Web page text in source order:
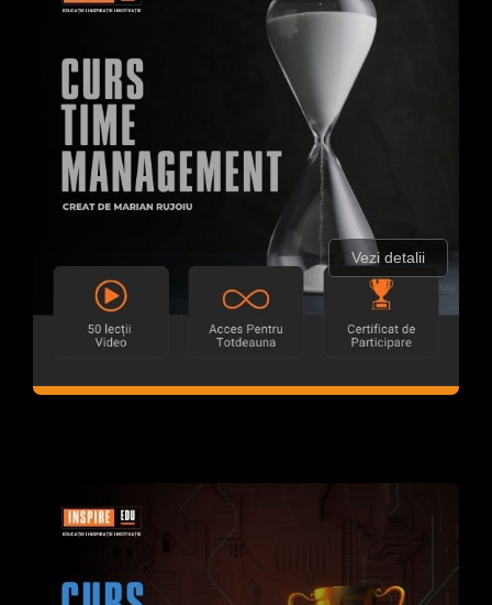
Vezi detalii